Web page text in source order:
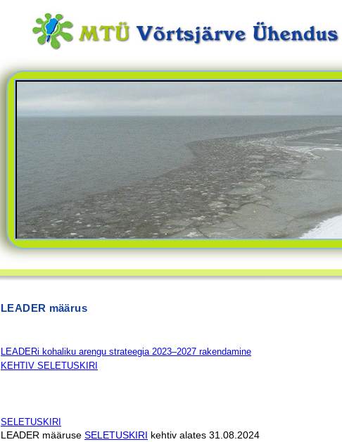
LEADER määrus
LEADERi kohaliku arengu strateegia 2023–2027 rakendamine
KEHTIV SELETUSKIRI
SELETUSKIRI
LEADER määruse SELETUSKIRI kehtiv alates 31.08.2024